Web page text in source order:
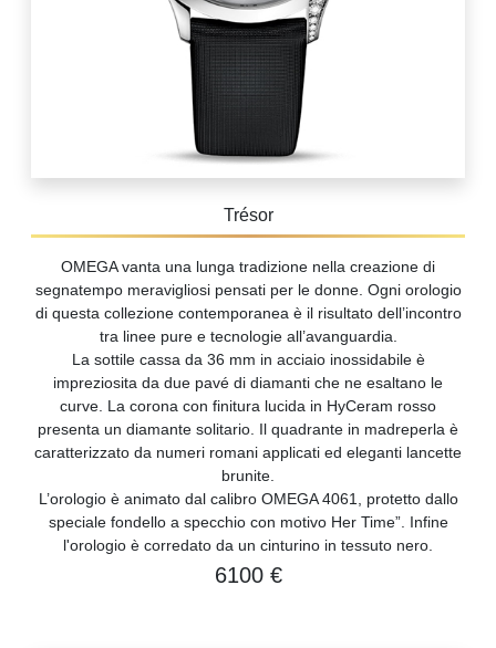
Trésor
OMEGA vanta una lunga tradizione nella creazione di
segnatempo meravigliosi pensati per le donne. Ogni orologio
di questa collezione contemporanea è il risultato dell’incontro
tra linee pure e tecnologie all’avanguardia.
La sottile cassa da 36 mm in acciaio inossidabile è
impreziosita da due pavé di diamanti che ne esaltano le
curve. La corona con finitura lucida in HyCeram rosso
presenta un diamante solitario. Il quadrante in madreperla è
caratterizzato da numeri romani applicati ed eleganti lancette
brunite.
L’orologio è animato dal calibro OMEGA 4061, protetto dallo
speciale fondello a specchio con motivo Her Time”. Infine
l'orologio è corredato da un cinturino in tessuto nero.
6100 €